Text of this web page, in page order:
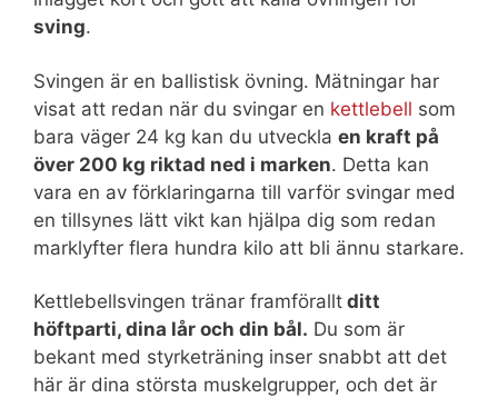
sving.
Svingen är en ballistisk övning. Mätningar har
visat att redan när du svingar en kettlebell som
bara väger 24 kg kan du utveckla en kraft på
över 200 kg riktad ned i marken. Detta kan
vara en av förklaringarna till varför svingar med
en tillsynes lätt vikt kan hjälpa dig som redan
marklyfter flera hundra kilo att bli ännu starkare.
Kettlebellsvingen tränar framförallt ditt
höftparti, dina lår och din bål. Du som är
bekant med styrketräning inser snabbt att det
här är dina största muskelgrupper, och det är